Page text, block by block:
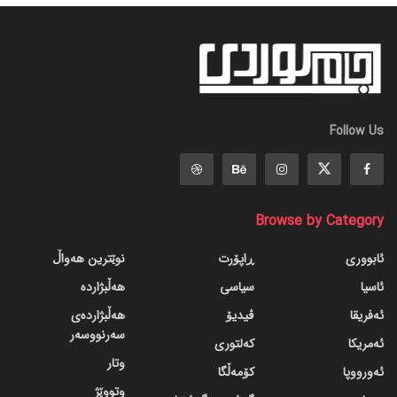
Follow Us
Browse by Category
ئابووری
ئاسیا
ئەفریقا
ئەمریکا
ئەورووپا
ڕاپۆرت
سیاسی
ڤیدیۆ
کەلتوری
کۆمەڵگا
نوێترین هەواڵ
هەڵبژاردە
هەڵبژاردەی
سەرنووسەر
وتار
وتووێژ